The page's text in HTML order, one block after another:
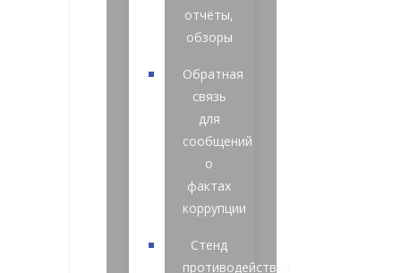
отчёты,
обзоры
Обратная
связь
для
сообщений
о
фактах
коррупции
Стенд
противодействия